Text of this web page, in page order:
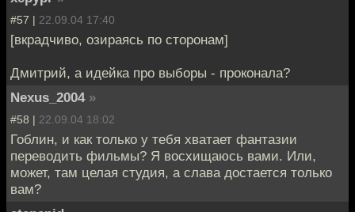
#57 | 22.09.04 17:40
[вкрадчиво, озираясь по сторонам]
Дмитрий, а идейка про выборы - проконала?
Nexus_2004 »
#58 | 22.09.04 18:02
Гоблин, и как только у тебя хватает фантазии
переводить фильмы? Я восхищаюсь вами. Или,
может, там целая студия, а слава достается только
вам?